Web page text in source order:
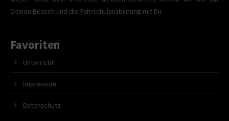
Deinen Besuch und die Fahrschulausbildung mit Dir.
Favoriten
Unterricht
Impressum
Datenschutz